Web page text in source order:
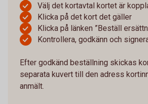
Välj det kortavtal kortet är
Klicka på det kort det gäller
Klicka på länken ”Beställ
Kontrollera, godkänn och
Efter godkänd beställning skickas
separata kuvert till den adress
anmält.